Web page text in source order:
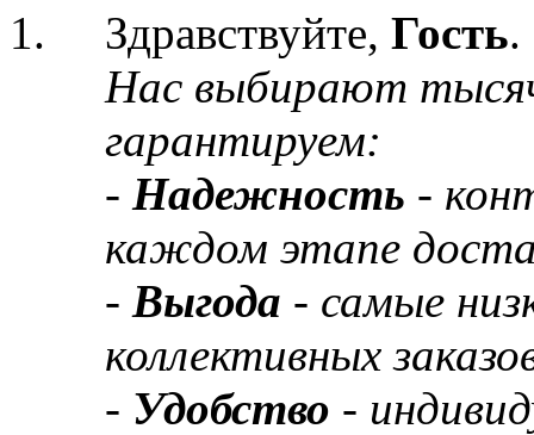
Здравствуйте, Гость.
Нас выбирают
гарантируем:
- Надежность -
каждом этапе
- Выгода - самые
коллективных
- Удобство -